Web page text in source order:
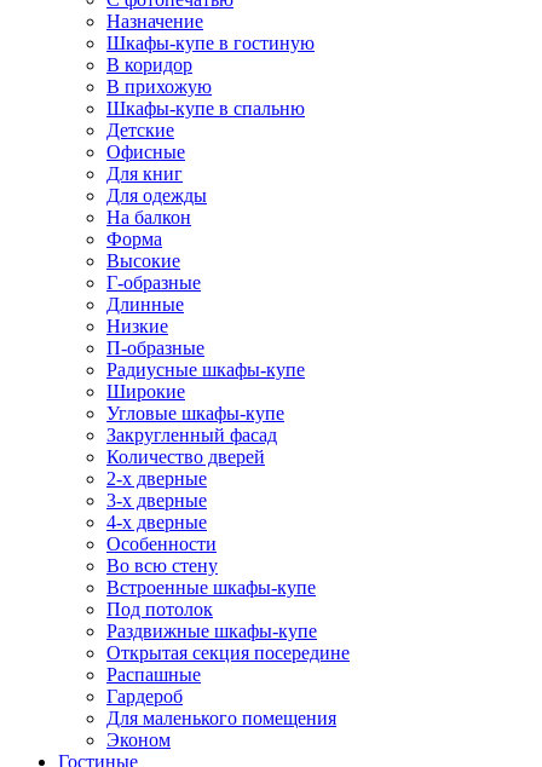
Назначение
Шкафы-купе в гостиную
В коридор
В прихожую
Шкафы-купе в спальню
Детские
Офисные
Для книг
Для одежды
На балкон
Форма
Высокие
Г-образные
Длинные
Низкие
П-образные
Радиусные шкафы-купе
Широкие
Угловые шкафы-купе
Закругленный фасад
Количество дверей
2-х дверные
3-х дверные
4-х дверные
Особенности
Во всю стену
Встроенные шкафы-купе
Под потолок
Раздвижные шкафы-купе
Открытая секция посередине
Распашные
Гардероб
Для маленького помещения
Эконом
Гостиные